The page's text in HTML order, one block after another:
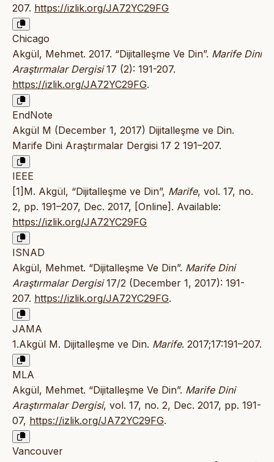
207. https://izlik.org/JA72YC29FG
Chicago
Akgül, Mehmet. 2017. “Dijitalleşme Ve Din”. Marife Dini
Araştırmalar Dergisi17 (2): 191-207.
https://izlik.org/JA72YC29FG.
EndNote
Akgül M (December 1, 2017) Dijitalleşme ve Din.
Marife Dini Araştırmalar Dergisi 17 2 191–207.
IEEE
[1]M. Akgül, “Dijitalleşme ve Din”, Marife, vol. 17, no.
2, pp. 191–207, Dec. 2017, [Online]. Available:
https://izlik.org/JA72YC29FG
ISNAD
Akgül, Mehmet. “Dijitalleşme Ve Din”. Marife Dini
Araştırmalar Dergisi17/2 (December 1, 2017): 191-
207. https://izlik.org/JA72YC29FG.
JAMA
1.Akgül M. Dijitalleşme ve Din. Marife. 2017;17:191–207.
MLA
Akgül, Mehmet. “Dijitalleşme Ve Din”. Marife Dini
Araştırmalar Dergisi, vol. 17, no. 2, Dec. 2017, pp. 191-
07, https://izlik.org/JA72YC29FG.
Vancouver